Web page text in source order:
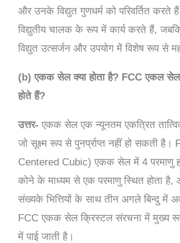
और उनके विद्युत गुणधर्म को परिवर्तित करते
विद्युतीय चालक के रूप में कार्य करते हैं,
विद्युत उत्सर्जन और उपयोग में विशेष रूप से
(b) एकक सेल क्या होता है? FCC एकल सेल
होते हैं?
उत्तर- एकक सेल एक न्यूनतम एकत्रित
जो सूक्ष्म रूप से पुनर्प्राप्त नहीं हो सकती
Centered Cubic) एकक सेल में 4 परमाणु
कोने के माध्यम से एक परमाणु स्थित होता
संख्यके भित्तियों के साथ तीन अगले बिन्दु में
FCC एकक सेल क्रिस्टल संरचना में मुख्य
में पाई जाती है।